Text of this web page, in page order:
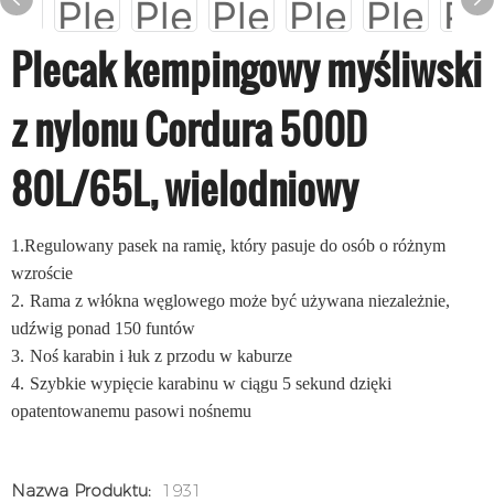
Plecak kempingowy myśliwski
z nylonu Cordura 500D
80L/65L, wielodniowy
1.Regulowany pasek na ramię, który pasuje do osób o różnym
wzroście
2. Rama z włókna węglowego może być używana niezależnie,
udźwig ponad 150 funtów
3. Noś karabin i łuk z przodu w kaburze
4. Szybkie wypięcie karabinu w ciągu 5 sekund dzięki
opatentowanemu pasowi nośnemu
Nazwa Produktu: 1931